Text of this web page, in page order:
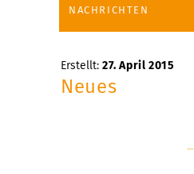
NACHRICHTEN
Erstellt: 27. April 2015
Neues